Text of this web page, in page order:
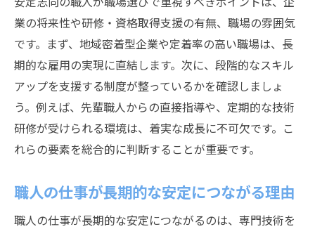
業の将来性や研修・資格取得支援の有無、職場の雰囲気
です。まず、地域密着型企業や定着率の高い職場は、長
期的な雇用の実現に直結します。次に、段階的なスキル
アップを支援する制度が整っているかを確認しましょ
う。例えば、先輩職人からの直接指導や、定期的な技術
研修が受けられる環境は、着実な成長に不可欠です。こ
れらの要素を総合的に判断することが重要です。
職人の仕事が長期的な安定につながる理由
職人の仕事が長期的な安定につながるのは、専門技術を